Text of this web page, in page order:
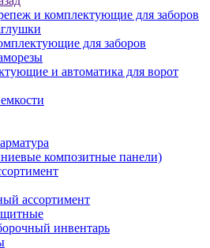
и комплектующие для заборов
для заборов
и автоматика для ворот
композитные панели)
ассортимент
инвентарь